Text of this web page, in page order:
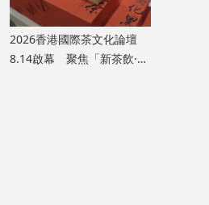
2026香港國際茶文化論壇
8.14啟幕 聚焦「新茶飲·新